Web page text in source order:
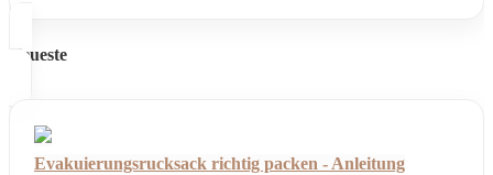
Neueste
Evakuierungsrucksack richtig packen - Anleitung